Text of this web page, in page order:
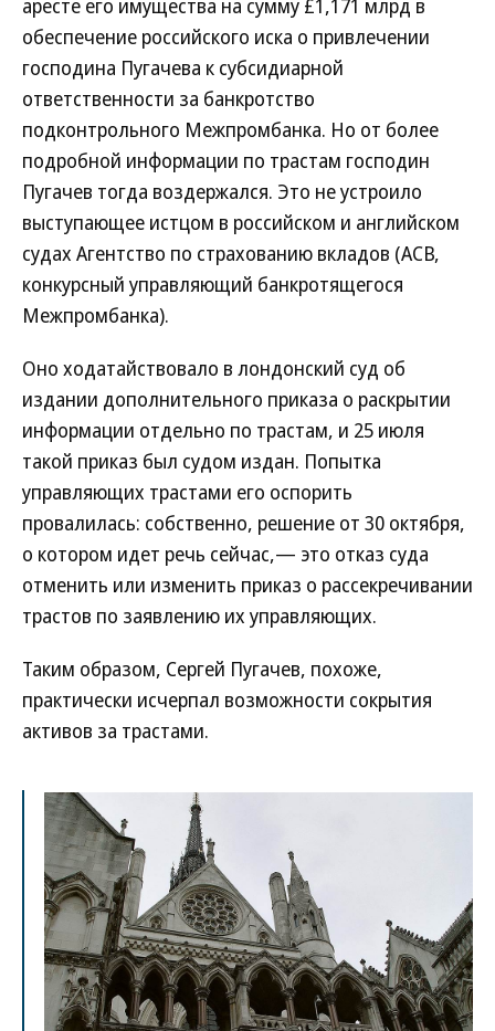
аресте его имущества на сумму £1,171 млрд в
обеспечение российского иска о привлечении
господина Пугачева к субсидиарной
ответственности за банкротство
подконтрольного Межпромбанка. Но от более
подробной информации по трастам господин
Пугачев тогда воздержался. Это не устроило
выступающее истцом в российском и английском
судах Агентство по страхованию вкладов (АСВ,
конкурсный управляющий банкротящегося
Межпромбанка).
Оно ходатайствовало в лондонский суд об
издании дополнительного приказа о раскрытии
информации отдельно по трастам, и 25 июля
такой приказ был судом издан. Попытка
управляющих трастами его оспорить
провалилась: собственно, решение от 30 октября,
о котором идет речь сейчас,— это отказ суда
отменить или изменить приказ о рассекречивании
трастов по заявлению их управляющих.
Таким образом, Сергей Пугачев, похоже,
практически исчерпал возможности сокрытия
активов за трастами.